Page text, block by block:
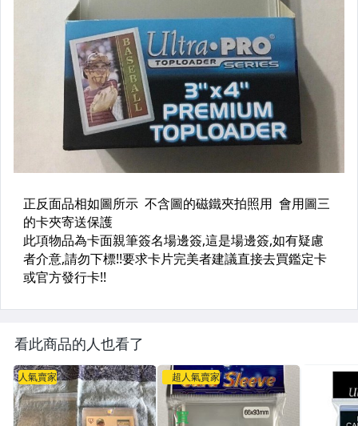
看此商品的人也看了
人氣賣家 超人氣賣家